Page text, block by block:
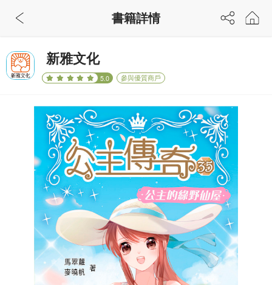
新雅文化
5.0 參與優質商戶
書籍詳情